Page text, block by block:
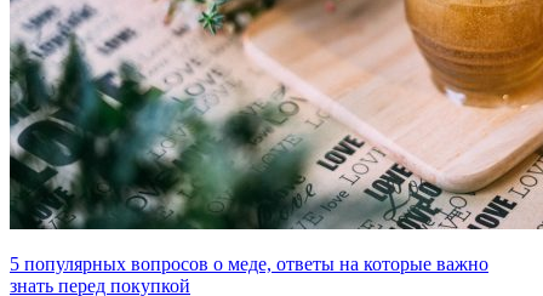
5 популярных вопросов о меде, ответы на которые важно
знать перед покупкой